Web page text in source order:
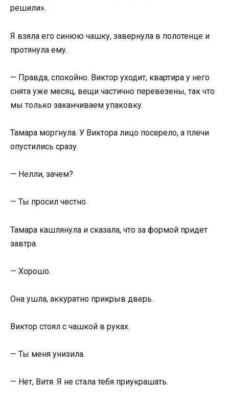
решили».
Я взяла его синюю чашку, завернула в полотенце и
протянула ему.
— Правда, спокойно. Виктор уходит, квартира у него
снята уже месяц, вещи частично перевезены, так что
мы только заканчиваем упаковку.
Тамара моргнула. У Виктора лицо посерело, а плечи
опустились сразу.
— Нелли, зачем?
— Ты просил честно.
Тамара кашлянула и сказала, что за формой придет
завтра.
— Хорошо.
Она ушла, аккуратно прикрыв дверь.
Виктор стоял с чашкой в руках.
— Ты меня унизила.
— Нет, Витя. Я не стала тебя приукрашать.